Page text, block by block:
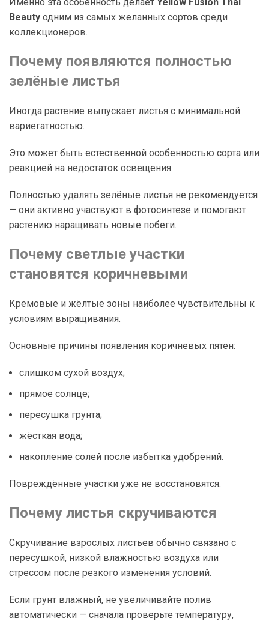
Beauty одним из самых желанных сортов среди
коллекционеров.
Почему появляются полностью
зелёные листья
Иногда растение выпускает листья с минимальной
вариегатностью.
Это может быть естественной особенностью сорта или
реакцией на недостаток освещения.
Полностью удалять зелёные листья не рекомендуется
— они активно участвуют в фотосинтезе и помогают
растению наращивать новые побеги.
Почему светлые участки
становятся коричневыми
Кремовые и жёлтые зоны наиболее чувствительны к
условиям выращивания.
Основные причины появления коричневых пятен:
слишком сухой воздух;
прямое солнце;
пересушка грунта;
жёсткая вода;
накопление солей после избытка удобрений.
Повреждённые участки уже не восстановятся.
Почему листья скручиваются
Скручивание взрослых листьев обычно связано с
пересушкой, низкой влажностью воздуха или
стрессом после резкого изменения условий.
Если грунт влажный, не увеличивайте полив
автоматически — сначала проверьте температуру,